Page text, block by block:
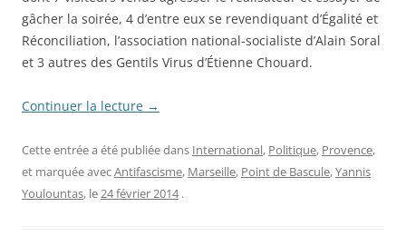
gâcher la soirée, 4 d’entre eux se revendiquant d’Égalité et
Réconciliation, l’association national-socialiste d’Alain Soral
et 3 autres des Gentils Virus d’Étienne Chouard.
Continuer la lecture →
Cette entrée a été publiée dans International, Politique, Provence,
et marquée avecAntifascisme, Marseille, Point de Bascule,Yannis
Youlountas, le24 février 2014 .